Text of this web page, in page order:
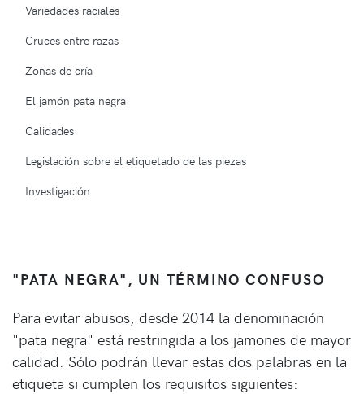
Variedades raciales
Cruces entre razas
Zonas de cría
El jamón pata negra
Calidades
Legislación sobre el etiquetado de las piezas
Investigación
"PATA NEGRA", UN TÉRMINO CONFUSO
Para evitar abusos, desde 2014 la denominación
"pata negra" está restringida a los jamones de mayor
calidad. Sólo podrán llevar estas dos palabras en la
etiqueta si cumplen los requisitos siguientes: